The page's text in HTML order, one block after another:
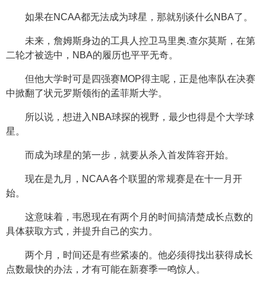
如果在NCAA都无法成为球星，那就别谈什么NBA了。
未来，詹姆斯身边的工具人控卫马里奥.查尔莫斯，在第
二轮才被选中，NBA的履历也平平无奇。
但他大学时可是四强赛MOP得主呢，正是他率队在决赛
中掀翻了状元罗斯领衔的孟菲斯大学。
所以说，想进入NBA球探的视野，最少也得是个大学球
星。
而成为球星的第一步，就要从杀入首发阵容开始。
现在是九月，NCAA各个联盟的常规赛是在十一月开
始。
这意味着，韦恩现在有两个月的时间搞清楚成长点数的
具体获取方式，并提升自己的实力。
两个月，时间还是有些紧凑的。他必须得找出获得成长
点数最快的办法，才有可能在新赛季一鸣惊人。